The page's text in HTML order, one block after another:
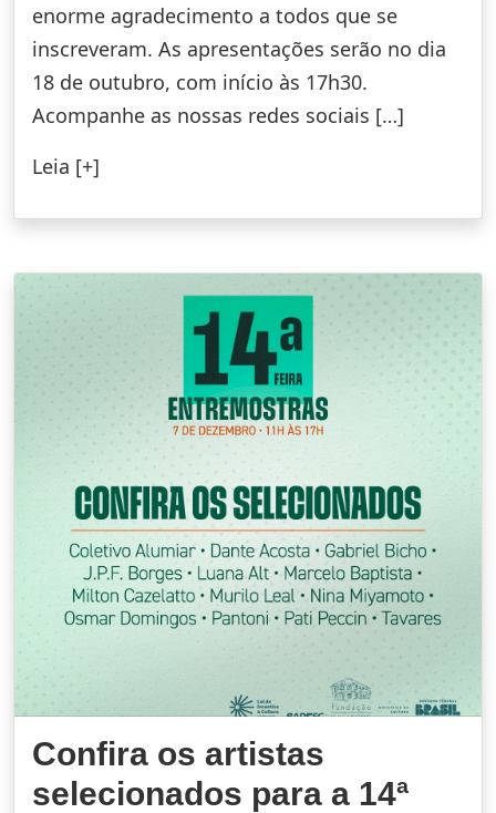
enorme agradecimento a todos que se
inscreveram. As apresentações serão no dia
18 de outubro, com início às 17h30.
Acompanhe as nossas redes sociais […]
Leia [+]
Confira os artistas
selecionados para a 14ª